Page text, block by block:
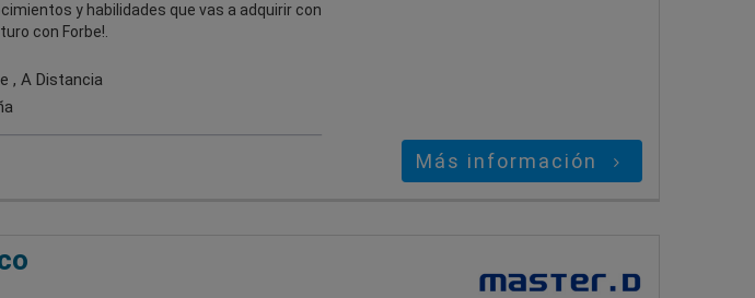
y habilidades que vas a adquirir con
con Forbe!.
, A Distancia
Más información